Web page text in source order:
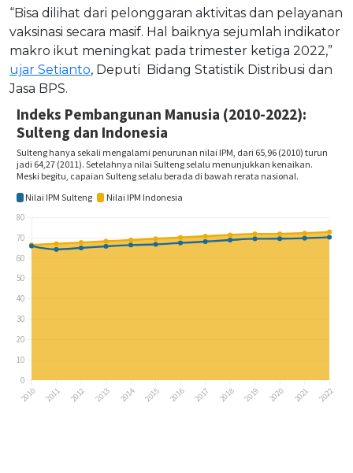
“Bisa dilihat dari pelonggaran aktivitas dan pelayanan
vaksinasi secara masif. Hal baiknya sejumlah indikator
makro ikut meningkat pada trimester ketiga 2022,”
ujar Setianto, Deputi
Bidang Statistik Distribusi dan
Jasa BPS.